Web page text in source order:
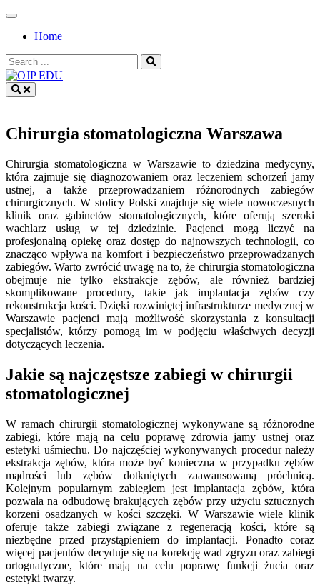
Skip
contentHome
Search
for:
Chirurgia stomatologiczna Warszawa
Chirurgia stomatologiczna w Warszawie to dziedzina medycyny,
która zajmuje się diagnozowaniem oraz leczeniem schorzeń jamy
ustnej, a także przeprowadzaniem różnorodnych zabiegów
chirurgicznych. W stolicy Polski znajduje się wiele nowoczesnych
klinik oraz gabinetów stomatologicznych, które oferują szeroki
wachlarz usług w tej dziedzinie. Pacjenci mogą liczyć na
profesjonalną opiekę oraz dostęp do najnowszych technologii, co
znacząco wpływa na komfort i bezpieczeństwo przeprowadzanych
zabiegów. Warto zwrócić uwagę na to, że chirurgia stomatologiczna
obejmuje nie tylko ekstrakcje zębów, ale również bardziej
skomplikowane procedury, takie jak implantacja zębów czy
rekonstrukcja kości. Dzięki rozwiniętej infrastrukturze medycznej w
Warszawie pacjenci mają możliwość skorzystania z konsultacji
specjalistów, którzy pomogą im w podjęciu właściwych decyzji
dotyczących leczenia.
Jakie są najczęstsze zabiegi w chirurgii
stomatologicznej
W ramach chirurgii stomatologicznej wykonywane są różnorodne
zabiegi, które mają na celu poprawę zdrowia jamy ustnej oraz
estetyki uśmiechu. Do najczęściej wykonywanych procedur należy
ekstrakcja zębów, która może być konieczna w przypadku zębów
mądrości lub zębów dotkniętych zaawansowaną próchnicą.
Kolejnym popularnym zabiegiem jest implantacja zębów, która
pozwala na odbudowę brakujących zębów przy użyciu sztucznych
korzeni osadzanych w kości szczęki. W Warszawie wiele klinik
oferuje także zabiegi związane z regeneracją kości, które są
niezbędne przed przystąpieniem do implantacji. Ponadto coraz
więcej pacjentów decyduje się na korekcję wad zgryzu oraz zabiegi
ortognatyczne, które mają na celu poprawę funkcji żucia oraz
estetyki twarzy.